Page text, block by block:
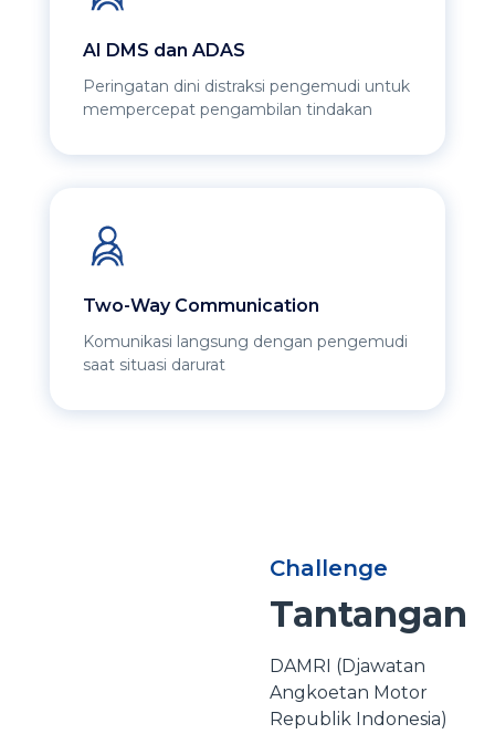
AI DMS dan ADAS
Peringatan dini distraksi pengemudi untuk
mempercepat pengambilan tindakan
Two-Way Communication
Komunikasi langsung dengan pengemudi
saat situasi darurat
Challenge
Tantangan
DAMRI (Djawatan
Angkoetan Motor
Republik Indonesia)